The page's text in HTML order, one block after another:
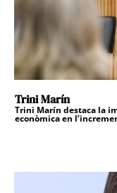
Trini Marín
Trini Marín destaca la
econòmica en